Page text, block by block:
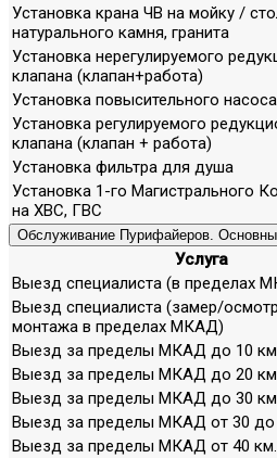
Установка крана ЧВ на мойку /
натурального камня, гранита
Установка нерегулируемого
клапана (клапан+работа)
Установка повысительного
Установка регулируемого
клапана (клапан + работа)
Установка фильтра для душа
Установка 1-го Магистрального
на ХВС, ГВС
Обслуживание Пурифайеров.
Услуга
Выезд специалиста (в пределах
Выезд специалиста (замер/
монтажа в пределах МКАД)
Выезд за пределы МКАД до 10
Выезд за пределы МКАД до 20
Выезд за пределы МКАД до 30
Выезд за пределы МКАД от 30 до
Выезд за пределы МКАД от 40